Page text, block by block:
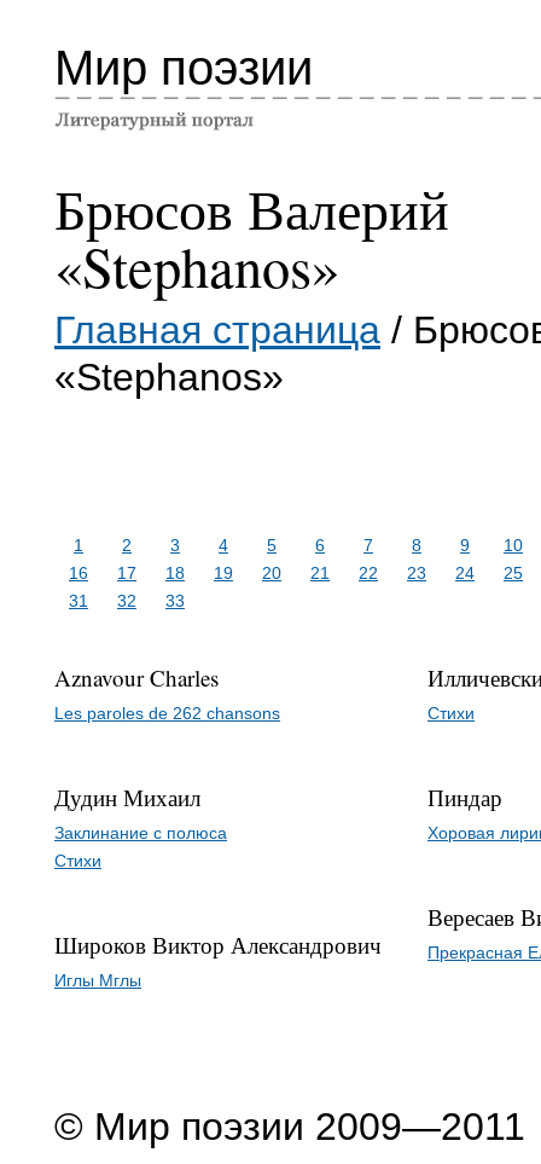
Мир поэзии
Брюсов Валерий
«Stephanos»
Главная страница /
«Stephanos»
1 2 3 4 5 6 7 8 9
10
16
17 18 19 20 21 22 23 24
25
31
32 33
Aznavour Charles
Les paroles de 262 chansons
Дудин Михаил
Заклинание с полюса
Стихи
Широков Виктор Александрович
Иглы Мглы
Стихи
Пиндар
Хоровая
Вересаев
Прекрасная
© Мир поэзии 2009—2011